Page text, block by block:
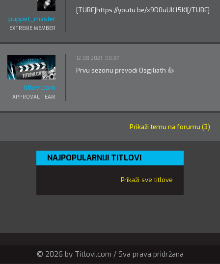
puppet_master
EXTREME MEMBER
[TUBE]https://youtu.be/x9D0uUKJ5KI[/TUBE]
titlovi.com
APPROVAL TEAM
12.08.2021. 00:37
Prvu sezonu prevodi Osgiliath 👍
Prikaži temu na forumu (3)
NAJPOPULARNIJI TITLOVI
Prikaži sve titlove
© 2026 by Titlovi.com / Sva prava pridržana